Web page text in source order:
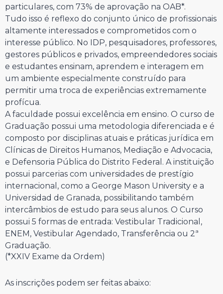
particulares, com 73% de aprovação na OAB*.
Tudo isso é reflexo do conjunto único de profissionais
altamente interessados e comprometidos com o
interesse público. No IDP, pesquisadores, professores,
gestores públicos e privados, empreendedores sociais
e estudantes ensinam, aprendem e interagem em
um ambiente especialmente construído para
permitir uma troca de experiências extremamente
profícua.
A faculdade possui excelência em ensino. O curso de
Graduação possui uma metodologia diferenciada e é
composto por disciplinas atuais e práticas jurídica em
Clínicas de Direitos Humanos, Mediação e Advocacia,
e Defensoria Pública do Distrito Federal. A instituição
possui parcerias com universidades de prestígio
internacional, como a George Mason University e a
Universidad de Granada, possibilitando também
intercâmbios de estudo para seus alunos. O Curso
possui 5 formas de entrada: Vestibular Tradicional,
ENEM, Vestibular Agendado, Transferência ou 2ª
Graduação.
(*XXIV Exame da Ordem)
As inscrições podem ser feitas abaixo: